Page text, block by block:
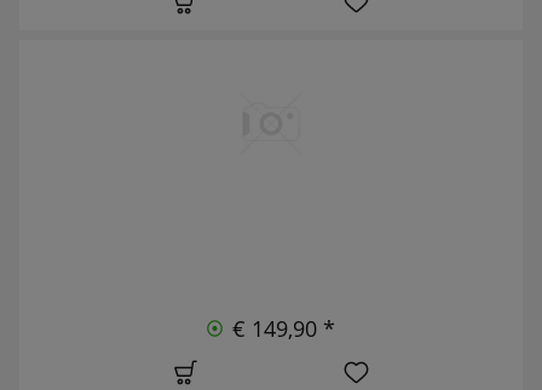
€ 149,90 *